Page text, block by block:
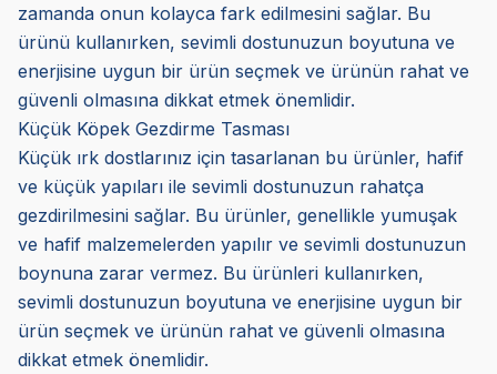
zamanda onun kolayca fark edilmesini sağlar. Bu
ürünü kullanırken, sevimli dostunuzun boyutuna ve
enerjisine uygun bir ürün seçmek ve ürünün rahat ve
güvenli olmasına dikkat etmek önemlidir.
Küçük Köpek Gezdirme Tasması
Küçük ırk dostlarınız için tasarlanan bu ürünler, hafif
ve küçük yapıları ile sevimli dostunuzun rahatça
gezdirilmesini sağlar. Bu ürünler, genellikle yumuşak
ve hafif malzemelerden yapılır ve sevimli dostunuzun
boynuna zarar vermez. Bu ürünleri kullanırken,
sevimli dostunuzun boyutuna ve enerjisine uygun bir
ürün seçmek ve ürünün rahat ve güvenli olmasına
dikkat etmek önemlidir.